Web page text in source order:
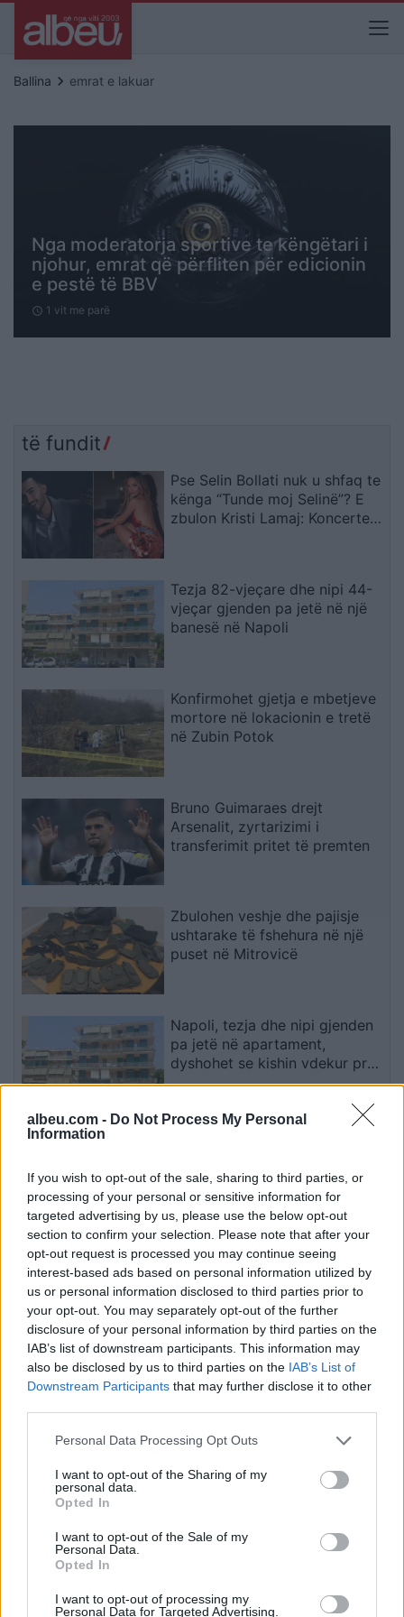
albeu.com - Do Not Process My Personal
Information
If you wish to opt-out of the sale, sharing to third parties, or
processing of your personal or sensitive information for
targeted advertising by us, please use the below opt-out
section to confirm your selection. Please note that after your
opt-out request is processed you may continue seeing
interest-based ads based on personal information utilized by
us or personal information disclosed to third parties prior to
your opt-out. You may separately opt-out of the further
disclosure of your personal information by third parties on the
IAB’s list of downstream participants. This information may
also be disclosed by us to third parties on the IAB’s List of
Downstream Participants that may further disclose it to other
Personal Data Processing Opt Outs
I want to opt-out of the Sharing of my
personal data.
Opted In
I want to opt-out of the Sale of my
Personal Data.
Opted In
I want to opt-out of processing my
Personal Data for Targeted Advertising.
Ballina keyboard_arrow_right emrat e lakuar
Nga moderatorja sportive te këngëtari i
njohur, emrat që përfliten për edicionin
e pestë të BBV
schedule 1 vit me parë
të fundit
Pse Selin Bollati nuk u shfaq te
kënga “Tunde moj Selinë”? E
zbulon Kristi Lamaj: Koncertet
Tezja 82-vjeçare dhe nipi 44-
vjeçar gjenden pa jetë në një
banesë në Napoli
Konfirmohet gjetja e mbetjeve
mortore në lokacionin e tretë
në Zubin Potok
Bruno Guimaraes drejt
Arsenalit, zyrtarizimi i
transferimit pritet të premten
Zbulohen veshje dhe pajisje
ushtarake të fshehura në një
puset në Mitrovicë
Napoli, tezja dhe nipi gjenden
pa jetë në apartament,
dyshohet se kishin vdekur prej
disa ditësh
qytetarët, Doka: Vendimmarrja
të udhëhiqet nga nevojat e
komunitetit
Esim for Global
Esim for USA | Esim for Italy Esim for Spain|Esim